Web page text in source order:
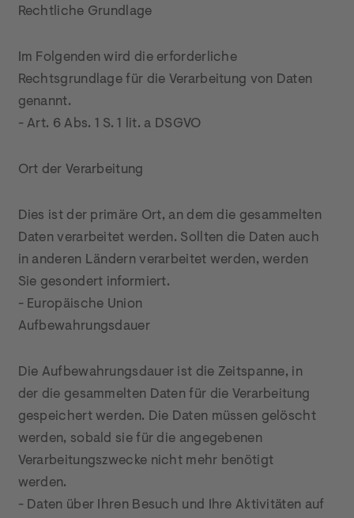
Rechtliche Grundlage
Im Folgenden wird die erforderliche
Rechtsgrundlage für die Verarbeitung von Daten
genannt.
- Art. 6 Abs. 1 S. 1 lit. a DSGVO
Ort der Verarbeitung
Dies ist der primäre Ort, an dem die gesammelten
Daten verarbeitet werden. Sollten die Daten auch
in anderen Ländern verarbeitet werden, werden
Sie gesondert informiert.
- Europäische Union
Aufbewahrungsdauer
Die Aufbewahrungsdauer ist die Zeitspanne, in
der die gesammelten Daten für die Verarbeitung
gespeichert werden. Die Daten müssen gelöscht
werden, sobald sie für die angegebenen
Verarbeitungszwecke nicht mehr benötigt
werden.
- Daten über Ihren Besuch und Ihre Aktivitäten auf